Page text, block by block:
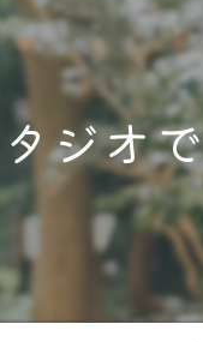
ウェディング
マタニティ
七五三
成人式
ペット
ジオ